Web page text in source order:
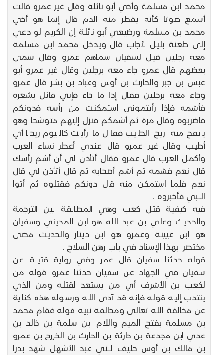
محمد ابن مسلمة وأخي أبو نائلة وقال غير عمرو قالت
أسمع صوتا كأنه يقطر منه الدم قال إنما هو أخي
محمد بن مسلمة ورضيعي أبو نائلة إن الكريم لو دعي
إلى طعنة بليل لأجاب قال ويدخل محمد ابن مسلمة
معه رجلين قيل لسفيان سماهم عمرو وقال سمى
بعضهم قال عمرو جاء معه برجلين وقال غير عمرو أبو
عبس بن جبر والحارث بن أوس وعباد بن بشر قال عمرو
وجاء معه برجلين فقال إذا ما جاء فإني قائل بشعره
فأشمه فإذا رأيتموني استمكنت من رأسه فدونكم
فاضربوه وقال مرة ثم أشمكم فنزل إليهم متوشحا وهو
ينفح منه ريح الطيب فقال ما رأيت كاليوم ريحا أي
أطيب وقال غير عمرو قال عندي أعطر نساء العرب
وأكمل العرب قال عمرو فقال أتأذن لي أن أشم رأسك
قال نعم فشمه ثم أشم أصحابه ثم قال أتأذن لي قال
نعم فلما استمكن منه قال دونكم فقتلوه ثم أتوا
النبي فأخبروه .
فيه كيفية قتل كعب وهي المطابقة بين الترجمة
والحديث وعلي بن عبد الله هو ابن المديني وسفيان
هو ابن عيينة وعمرو هو ابن دينار والحديث مضى
مختصرا بهذا الإسناد في باب رهن السلاح .
قوله حدثنا سفيان قال عمر وفي رواية قتيبة عن
سفيان في الجهاد عن سفيان حدثنا عمرو قوله من
لكعب بن الأشرف أي من يستعد لقتله ومن الذي
ينتدب إليه قوله فإنه قد آذى الله ورسوله هذه كناية
عن مخالفة الله تعالى ومخالفة نبيه قوله فقام محمد
بن مسلمة بفتح الميم واللام ابن سلمة بن خالد بن
عدي ابن مجدعة بن حارثة بن الحارث بن الخزرج بن عمرو
بن مالك بن أوس حليف لبني عبد الأشهل شهد بدرا